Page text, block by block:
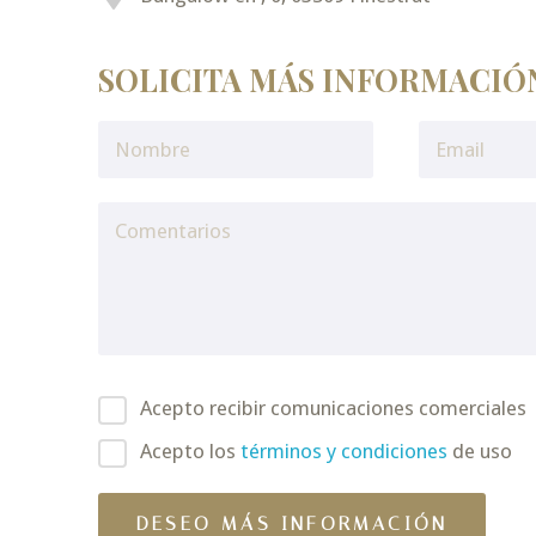
SOLICITA MÁS
Acepto recibir comunicaciones comerciales
Acepto los términos y condiciones de uso